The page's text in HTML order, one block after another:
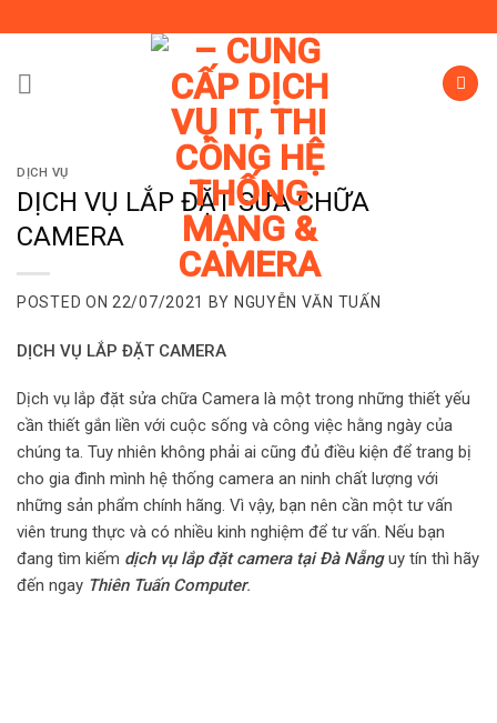
to
DỊCH VỤ
DỊCH VỤ LẮP ĐẶT SỬA CHỮA
CAMERA
POSTED ON 22/07/2021 BY NGUYỄN VĂN TUẤN
DỊCH VỤ LẮP ĐẶT CAMERA
Dịch vụ lắp đặt sửa chữa Camera là một trong những thiết yếu
cần thiết gắn liền với cuộc sống và công việc hằng ngày của
chúng ta. Tuy nhiên không phải ai cũng đủ điều kiện để trang bị
cho gia đình mình hệ thống camera an ninh chất lượng với
những sản phẩm chính hãng. Vì vậy, bạn nên cần một tư vấn
viên trung thực và có nhiều kinh nghiệm để tư vấn. Nếu bạn
đang tìm kiếm dịch vụ lắp đặt camera tại Đà Nẵnguy tín thì hãy
đến ngay Thiên Tuấn Computer.